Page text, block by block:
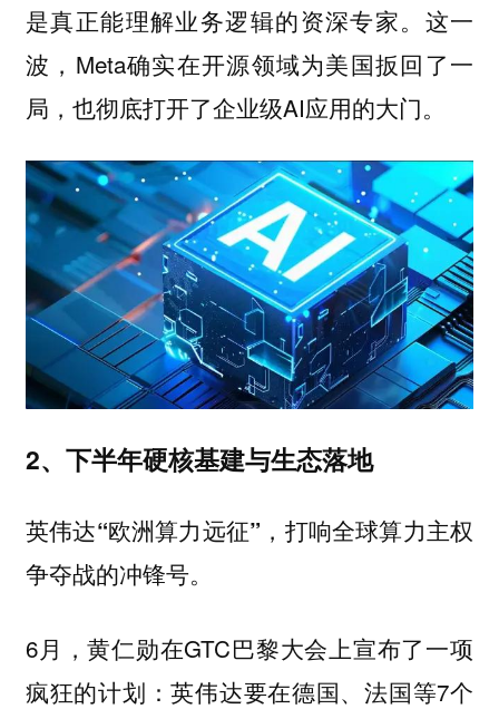
是真正能理解业务逻辑的资深专家。这一
波，Meta确实在开源领域为美国扳回了一
局，也彻底打开了企业级AI应用的大门。
2、下半年硬核基建与生态落地
英伟达“欧洲算力远征”，打响全球算力主权
争夺战的冲锋号。
6月，黄仁勋在GTC巴黎大会上宣布了一项
疯狂的计划：英伟达要在德国、法国等7个